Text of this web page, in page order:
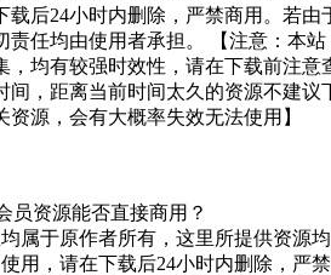
载后24小时内删除，严禁商用。若由
责任均由使用者承担。 【注意：本站
，均有较强时效性，请在下载前注意
间，距离当前时间太久的资源不建议
源，会有大概率失效无法使用】
员资源能否直接商用？
属于原作者所有，这里所提供资源均
用，请在下载后24小时内删除，严禁